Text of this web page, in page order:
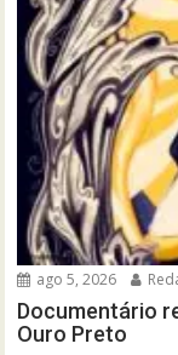
ago 5, 2026
Documentário
Ouro Preto